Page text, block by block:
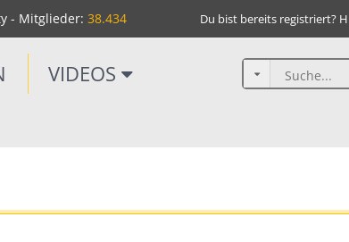
- Mitglieder: 38.434 Du bist bereits registriert?
VIDEOS